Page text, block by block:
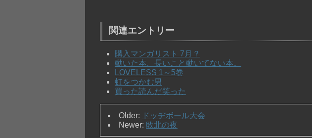
関連エントリー
購入マンガリスト 7月？
動いた本、長いこと動いてない本。
LOVELESS 1～5巻
虹をつかむ男
買った読んだ笑った
Older:
ドッヂボール大会
Newer: 敗北の夜